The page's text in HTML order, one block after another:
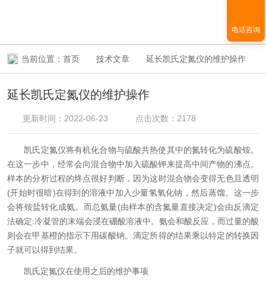
当前位置： 首页 技术文章 延长凯氏定氮仪的维护操作
延长凯氏定氮仪的维护操作
更新时间：2022-06-23 点击次数：2178
凯氏定氮仪将有机化合物与硫酸共热使其中的氮转化为硫酸铵。
在这一步中，经常会向混合物中加入硫酸钾来提高中间产物的沸点。
样本的分析过程的终点很好判断，因为这时混合物会变得无色且透明
(开始时很暗)在得到的溶液中加入少量氢氧化钠，然后蒸馏。这一步
会将铵盐转化成氨。而总氨量(由样本的含氮量直接决定)会由反滴定
法确定:冷凝管的末端会浸在硼酸溶液中。氨会和酸反应，而过量的酸
则会在甲基橙的指示下用碳酸钠。滴定所得的结果乘以特定的转换因
子就可以得到结果。
凯氏定氮仪在使用之后的维护事项
电话咨询